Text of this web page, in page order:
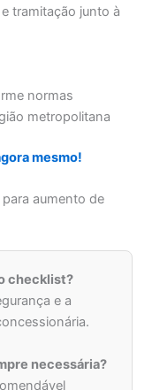
tramitação junto à
normas
metropolitana
mesmo!
aumento de
checklist?
e a
necessária?